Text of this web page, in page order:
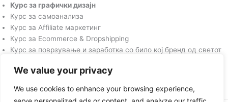
We value your privacy
We use cookies to enhance your browsing experience,
Курс за графички дизајн
Курс за самоанализа
Курс за Affiliate маркетинг
Курс за Ecommerce & Dropshipping
Курс за поврзување и заработка со било кој бренд од светот
Неверојатен Попуст за Плаќање со Картичка